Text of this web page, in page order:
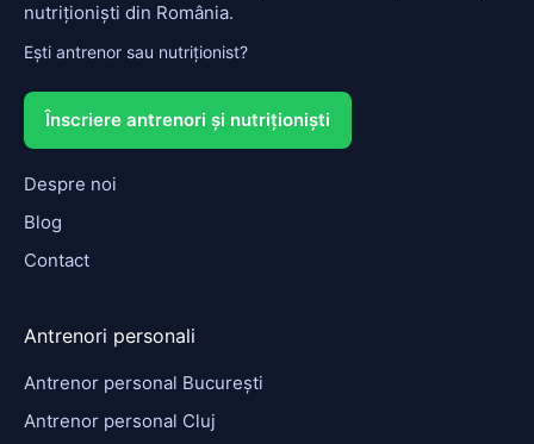
nutriționiști din România.
Ești antrenor sau nutriționist?
Înscriere antrenori și nutriționiști
Despre noi
Blog
Contact
Antrenori personali
Antrenor personal București
Antrenor personal Cluj